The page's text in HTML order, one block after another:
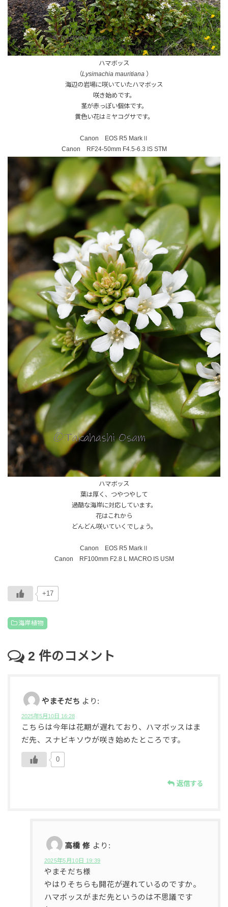
ハマボッス
（Lysimachia mauritiana ）
海辺の岩場に咲いていたハマボッス
咲き始めです。
茎が赤っぽい個体です。
黄色い花はミヤコグサです。
Canon EOS R5 MarkⅡ
Canon RF24-50mm F4.5-6.3 IS STM
ハマボッス
葉は厚く、つやつやして
過酷な海岸に対応しています。
花はこれから
どんどん咲いていくでしょう。
Canon EOS R5 MarkⅡ
Canon RF100mm F2.8 L MACRO IS USM
+17
海岸植物
2 件のコメント
やまそだち より:
2025年5月10日 16:28
こちらは今年は花期が遅れており、ハマボッスはま
だ先、スナビキソウが咲き始めたところです。
0
返信する
高橋 修 より:
2025年5月10日 19:39
やまそだち様
やはりそちらも開花が遅れているのですか。
ハマボッスがまだ先というのは不思議です